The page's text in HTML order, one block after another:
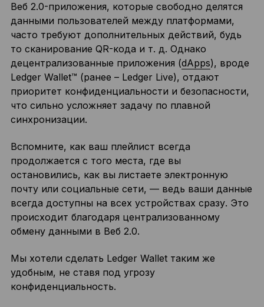
Веб 2.0-приложения, которые свободно делятся
данными пользователей между платформами,
часто требуют дополнительных действий, будь
то сканирование QR-кода и т. д. Однако
децентрализованные приложения (dApps), вроде
Ledger Wallet™ (ранее – Ledger Live), отдают
приоритет конфиденциальности и безопасности,
что сильно усложняет задачу по плавной
синхронизации.
Вспомните, как ваш плейлист всегда
продолжается с того места, где вы
остановились, как вы листаете электронную
почту или социальные сети, — ведь ваши данные
всегда доступны на всех устройствах сразу. Это
происходит благодаря централизованному
обмену данными в Веб 2.0.
Мы хотели сделать Ledger Wallet таким же
удобным, не ставя под угрозу
конфиденциальность.